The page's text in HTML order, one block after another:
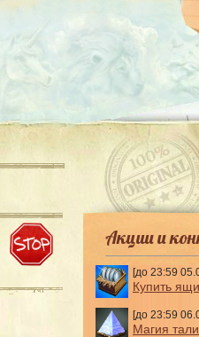
Акции и
[до 23:59
Купить
[до 23:59
Магия